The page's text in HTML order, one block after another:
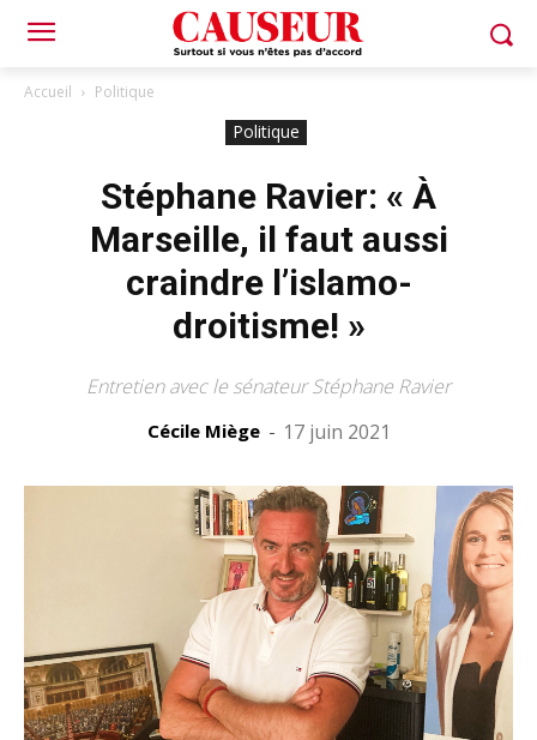
Accueil Politique
Politique
Stéphane Ravier: « À
Marseille, il faut aussi
craindre l’islamo-
droitisme! »
Entretien avec le sénateur Stéphane Ravier
Cécile Miège - 17 juin 2021